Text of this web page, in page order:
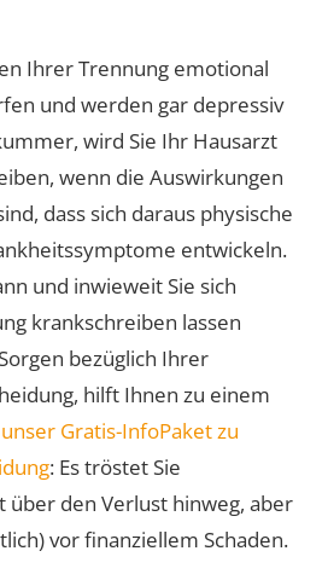
Ihrer Trennung emotional
und werden gar depressiv
wird Sie Ihr Hausarzt
wenn die Auswirkungen
dass sich daraus physische
entwickeln.
und inwieweit Sie sich
krankschreiben lassen
bezüglich Ihrer
hilft Ihnen zu einem
unser Gratis-InfoPaket zu
: Es tröstet Sie
über den Verlust hinweg, aber
vor finanziellem Schaden.